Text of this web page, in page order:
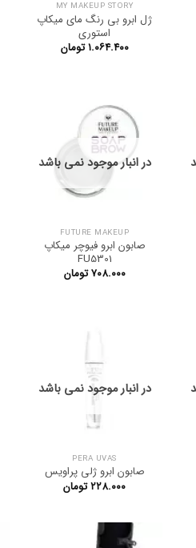
MY MAKEUP STORY
ژل ابرو بی رنگ مای میکاپ
استوری
۱.۰۶۴.۴۰۰ تومان
در انبار موجود نمی باشد
FUTURE MAKEUP
صابون ابرو فیوچر میکاپ
FU5301
۷۰۸.۰۰۰ تومان
در انبار موجود نمی باشد
PERA UVAS
صابون ابرو ژلی پراویس
۲۲۸.۰۰۰تومان